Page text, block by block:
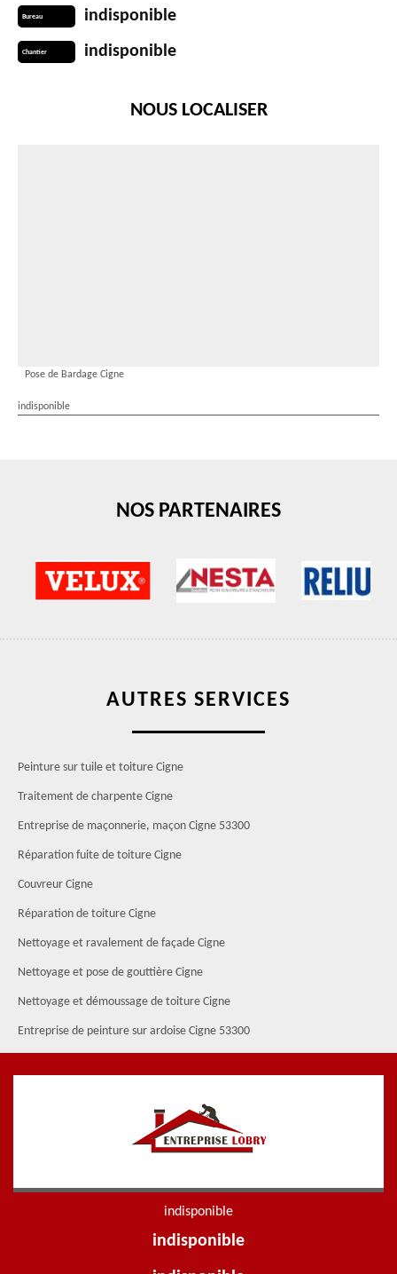
Bureau indisponible
Chantier indisponible
NOUS LOCALISER
Pose de Bardage Cigne
indisponible
NOS PARTENAIRES
AUTRES SERVICES
Peinture sur tuile et toiture Cigne
Traitement de charpente Cigne
Entreprise de maçonnerie, maçon Cigne 53300
Réparation fuite de toiture Cigne
Couvreur Cigne
Réparation de toiture Cigne
Nettoyage et ravalement de façade Cigne
Nettoyage et pose de gouttière Cigne
Nettoyage et démoussage de toiture Cigne
Entreprise de peinture sur ardoise Cigne 53300
indisponible
indisponible